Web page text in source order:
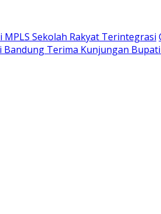
MPLS Sekolah Rakyat Terintegrasi
Bandung Terima Kunjungan